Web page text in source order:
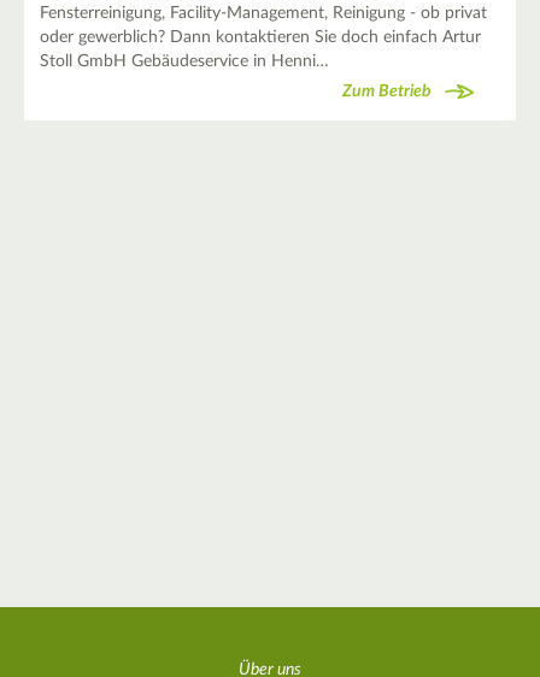
Fensterreinigung, Facility-Management, Reinigung - ob privat
oder gewerblich? Dann kontaktieren Sie doch einfach Artur
Stoll GmbH Gebäudeservice in Henni…
Zum Betrieb
Über uns